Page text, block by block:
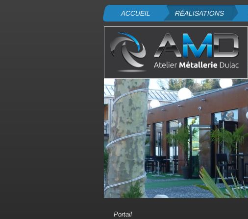
ACCUEIL RÉALISATIONS
Portail